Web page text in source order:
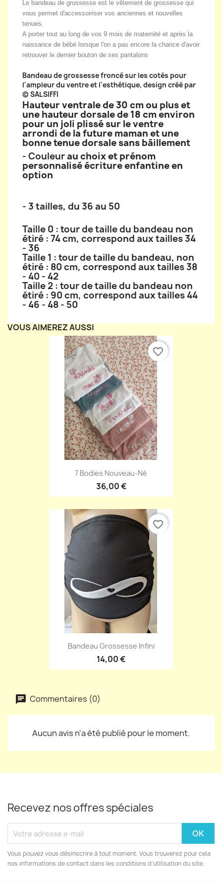
Le bandeau de grossesse est le vêtement de grossesse qui
vous permet d'accessoiriser vos anciennes et nouvelles
tenues.
A porter tout au long de vos 9 mois de maternité et après la
naissance de bébé lorsque l'on a pas encore la chance d'avoir
retrouver le dernier bouton de ses pantalons
Bandeau de grossesse froncé sur les cotés pour
l'ampleur du ventre et l'esthétique, design créé par
© SALSIFFI
Hauteur ventrale de 30 cm ou plus et
une hauteur dorsale de 18 cm environ
pour un joli plissé sur le ventre
arrondi de la future maman et une
bonne tenue dorsale sans bâillement
- Couleurau choix et prénom
personnalisé écriture enfantine en
option
- 3 tailles, du 36 au 50
Taille 0 : tour de taille du bandeau non
étiré : 74 cm, correspond aux tailles 34
- 36
Taille 1 : tour de taille du bandeau, non
étiré : 80 cm, correspond aux tailles 38
- 40 - 42
Taille 2 : tour de taille du bandeau non
étiré : 90 cm, correspond aux tailles 44
- 46 - 48 - 50
VOUS AIMEREZ AUSSI
7 Bodies Nouveau-Né
36,00 €
favorite_border
Bandeau Grossesse Infini
14,00 €
favorite_border
Commentaires (0)
Aucun avis n'a été publié pour le moment.
Recevez nos offres spéciales
Vous pouvez vous désinscrire à tout moment. Vous trouverez pour cela
nos informations de contact dans les conditions d'utilisation du site.